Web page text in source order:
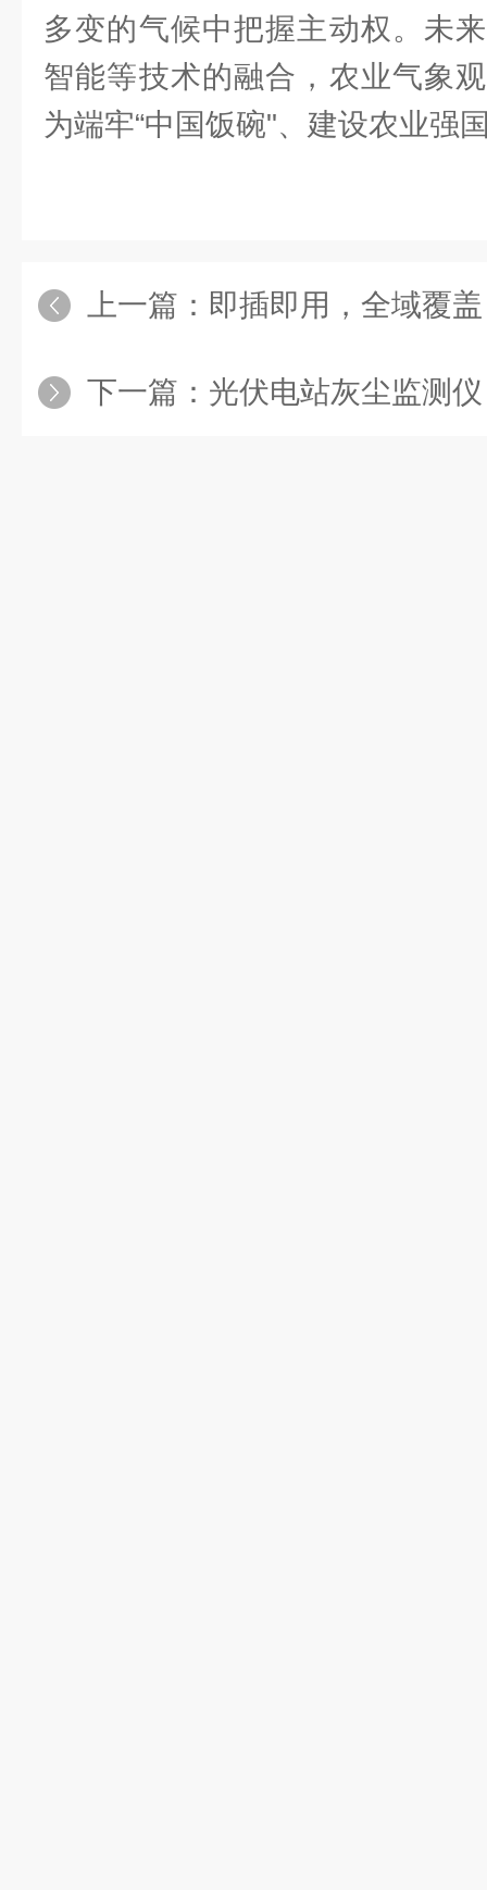
多变的气候中把握主动权。未
智能等技术的融合，农业气象
为端牢“中国饭碗"、建设农业强
上一篇： 即插即用，全域覆盖：无线农业
下一篇： 光伏电站灰尘监测仪：误差